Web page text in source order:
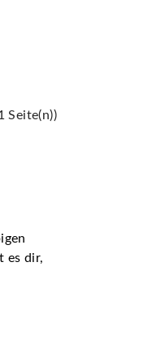
Seite(n))
es dir,